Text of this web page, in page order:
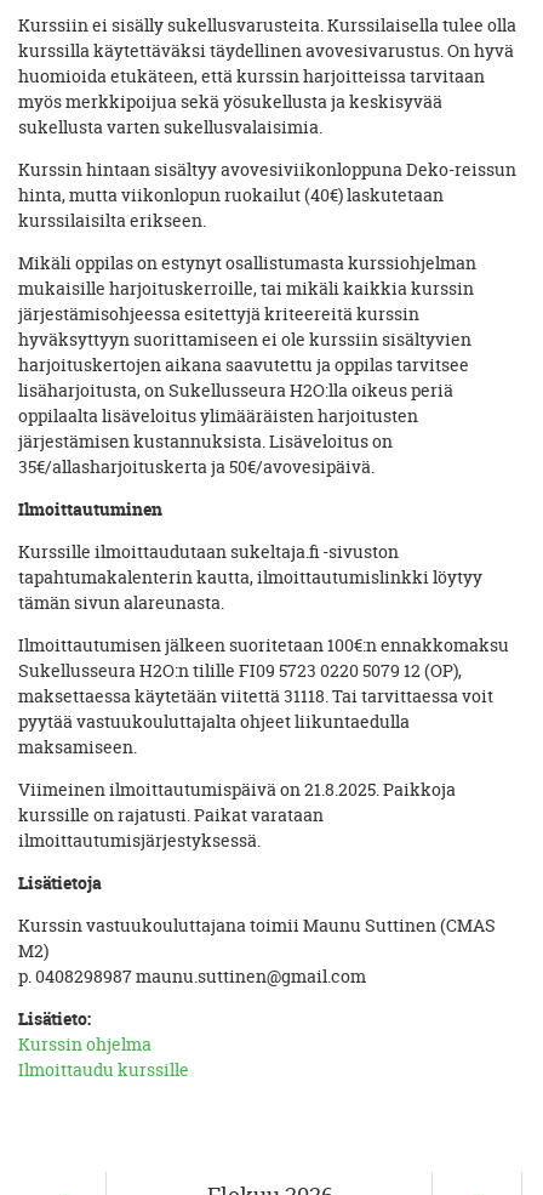
Kurssiin ei sisälly sukellusvarusteita. Kurssilaisella tulee olla
kurssilla käytettäväksi täydellinen avovesivarustus. On hyvä
huomioida etukäteen, että kurssin harjoitteissa tarvitaan
myös merkkipoijua sekä yösukellusta ja keskisyvää
sukellusta varten sukellusvalaisimia.
Kurssin hintaan sisältyy avovesiviikonloppuna Deko-reissun
hinta, mutta viikonlopun ruokailut (40€) laskutetaan
kurssilaisilta erikseen.
Mikäli oppilas on estynyt osallistumasta kurssiohjelman
mukaisille harjoituskerroille, tai mikäli kaikkia kurssin
järjestämisohjeessa esitettyjä kriteereitä kurssin
hyväksyttyyn suorittamiseen ei ole kurssiin sisältyvien
harjoituskertojen aikana saavutettu ja oppilas tarvitsee
lisäharjoitusta, on Sukellusseura H2O:lla oikeus periä
oppilaalta lisäveloitus ylimääräisten harjoitusten
järjestämisen kustannuksista. Lisäveloitus on
35€/allasharjoituskerta ja 50€/avovesipäivä.
Ilmoittautuminen
Kurssille ilmoittaudutaan sukeltaja.fi -sivuston
tapahtumakalenterin kautta, ilmoittautumislinkki löytyy
tämän sivun alareunasta.
Ilmoittautumisen jälkeen suoritetaan 100€:n ennakkomaksu
Sukellusseura H2O:n tilille FI09 5723 0220 5079 12 (OP),
maksettaessa käytetään viitettä 31118. Tai tarvittaessa voit
pyytää vastuukouluttajalta ohjeet liikuntaedulla
maksamiseen.
Viimeinen ilmoittautumispäivä on 21.8.2025. Paikkoja
kurssille on rajatusti. Paikat varataan
ilmoittautumisjärjestyksessä.
Lisätietoja
Kurssin vastuukouluttajana toimii Maunu Suttinen (CMAS
M2)
p. 0408298987 maunu.suttinen@gmail.com
Lisätieto:
Kurssin ohjelma
Ilmoittaudu kurssille